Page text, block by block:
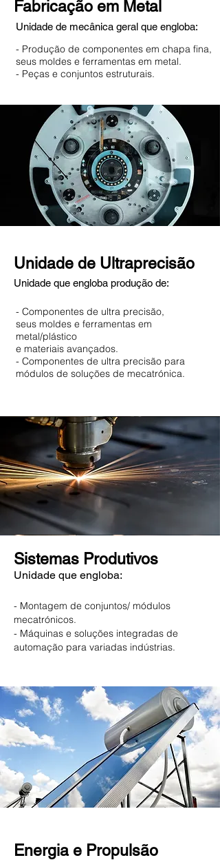
Fabricação em Metal
Unidade de mecânica geral que engloba:
- Produção de componentes em chapa fina,
seus moldes e ferramentas em metal.
- Peças e conjuntos estruturais.
Unidade de Ultraprecisão
Unidade que engloba produção de:
- Componentes de ultra precisão,
seus moldes e ferramentas em
metal/plástico
e materiais avançados.
- Componentes de ultra precisão para
módulos de soluções de mecatrónica.
Sistemas Produtivos
Unidade que engloba:
- Montagem de conjuntos/ módulos
mecatrónicos.
- Máquinas e soluções integradas de
automação para variadas indústrias.
Energia e Propulsão